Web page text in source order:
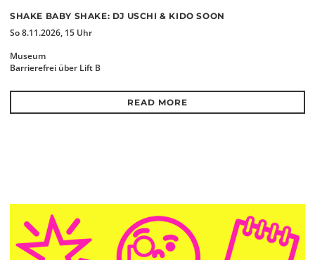
SHAKE BABY SHAKE: DJ USCHI & KIDO SOON
So 8.11.2026, 15 Uhr
Museum
Barrierefrei über Lift B
READ MORE